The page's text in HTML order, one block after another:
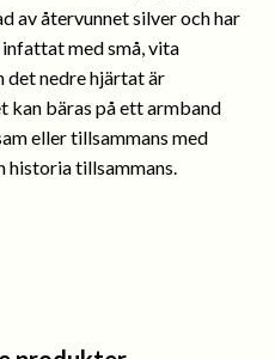
av återvunnet silver och har
med små, vita
det nedre hjärtat är
kan bäras på ett armband
eller tillsammans med
historia tillsammans.